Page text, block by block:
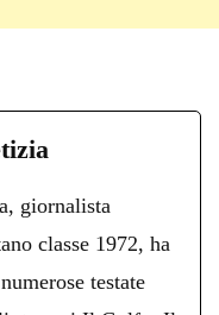
giornalista
classe 1972, ha
testate